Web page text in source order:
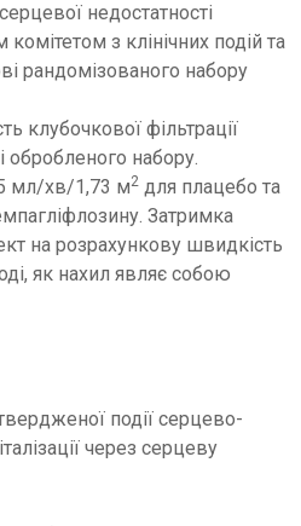
недостатності
з клінічних подій та
рандомізованого набору
клубочкової фільтрації
обробленого набору.
мл/хв/1,73 м2 для плацебо та
Затримка
на розрахункову швидкість
як нахил являє собою
події серцево-
через серцеву